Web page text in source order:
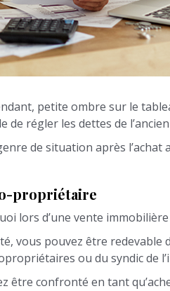
petite ombre sur le
de régler les dettes de
de situation après
propriétaire
lors d’une vente
vous pouvez être redevable
ou du syndic de
être confronté en tant